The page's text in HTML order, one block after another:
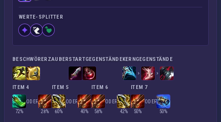
WERTE-SPLITTER
BESCHWÖRERZAUBERSTARTGEGENSTÄNDEKERNGEGENSTÄNDE
ITEM 4
72%
ODER
28%
ITEM 5
60%
ODER
40%
ITEM 6
58%
ODER
42%
ITEM 7
50%
ODER
50%